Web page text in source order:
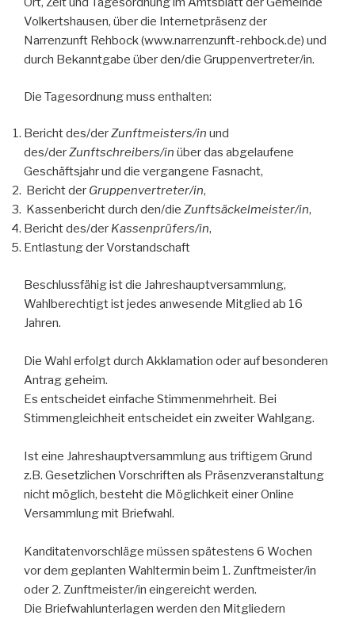
Volkertshausen, über die Internetpräsenz der
Narrenzunft Rehbock (www.narrenzunft-rehbock.de) und
durch Bekanntgabe über den/die Gruppenvertreter/in.
Die Tagesordnung muss enthalten:
Bericht des/derZunftmeisters/in und
des/derZunftschreibers/in über das abgelaufene
Geschäftsjahr und die vergangene Fasnacht,
Bericht der Gruppenvertreter/in,
Kassenbericht durch den/die Zunftsäckelmeister/in,
Bericht des/der Kassenprüfers/in,
Entlastung der Vorstandschaft
Beschlussfähig ist die Jahreshauptversammlung,
Wahlberechtigt ist jedes anwesende Mitglied ab 16
Jahren.
Die Wahl erfolgt durch Akklamation oder auf besonderen
Antrag geheim.
Es entscheidet einfache Stimmenmehrheit. Bei
Stimmengleichheit entscheidet ein zweiter Wahlgang.
Ist eine Jahreshauptversammlung aus triftigem Grund
z.B. Gesetzlichen Vorschriften als Präsenzveranstaltung
nicht möglich, besteht die Möglichkeit einer Online
Versammlung mit Briefwahl.
Kanditatenvorschläge müssen spätestens 6 Wochen
vor dem geplanten Wahltermin beim 1. Zunftmeister/in
oder 2. Zunftmeister/in eingereicht werden.
Die Briefwahlunterlagen werden den Mitgliedern